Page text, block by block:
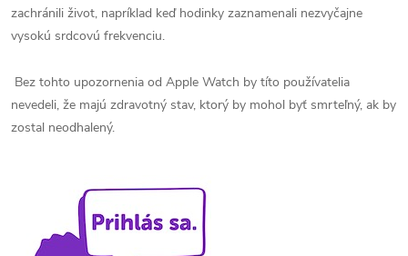
zachránili život, napríklad keď hodinky zaznamenali nezvyčajne
vysokú srdcovú frekvenciu.
Bez tohto upozornenia od Apple Watch by títo používatelia
nevedeli, že majú zdravotný stav, ktorý by mohol byť smrteľný, ak by
zostal neodhalený.